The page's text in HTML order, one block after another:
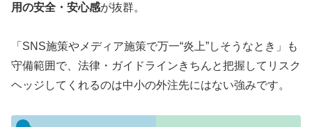
用の安全・安心感が抜群。
「SNS施策やメディア施策で万一“炎上”しそうなとき」も
守備範囲で、法律・ガイドラインきちんと把握してリスク
ヘッジしてくれるのは中小の外注先にはない強みです。